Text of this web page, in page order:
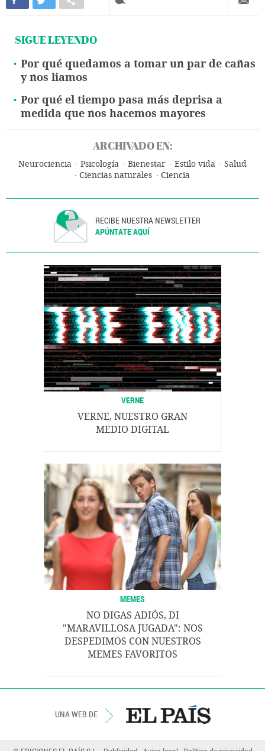
SIGUE LEYENDO
Por qué quedamos a tomar un par de cañas
y nos liamos
Por qué el tiempo pasa más deprisa a
medida que nos hacemos mayores
ARCHIVADO EN:
Neurociencia Psicología Bienestar Estilo vida
Salud
Ciencias naturales
Ciencia
RECIBE NUESTRA NEWSLETTER
APÚNTATE AQUÍ
VERNE
VERNE, NUESTRO GRAN
MEDIO DIGITAL
MEMES
NO DIGAS ADIÓS, DI
"MARAVILLOSA JUGADA": NOS
DESPEDIMOS CON NUESTROS
MEMES FAVORITOS
UNA WEB DE